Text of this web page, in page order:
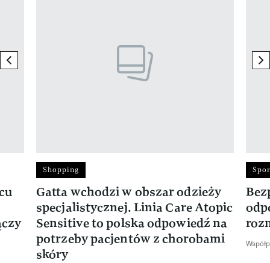
previous element
Shopping
Gatta wchodzi w obszar odzieży
specjalistycznej. Linia Care Atopic
Sensitive to polska odpowiedź na
potrzeby pacjentów z chorobami
skóry